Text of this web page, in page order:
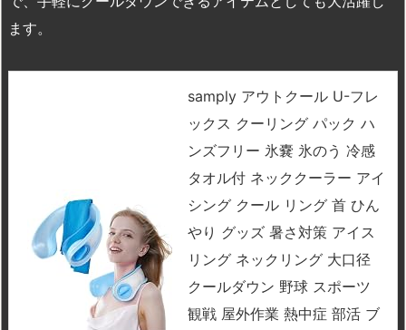
ます。
samply アウトクール U-フレ
ックス クーリング パック ハ
ンズフリー 氷嚢 氷のう 冷感
タオル付 ネッククーラー アイ
シング クール リング 首 ひん
やり グッズ 暑さ対策 アイス
リング ネックリング 大口径
クールダウン 野球 スポーツ
観戦 屋外作業 熱中症 部活 ブ